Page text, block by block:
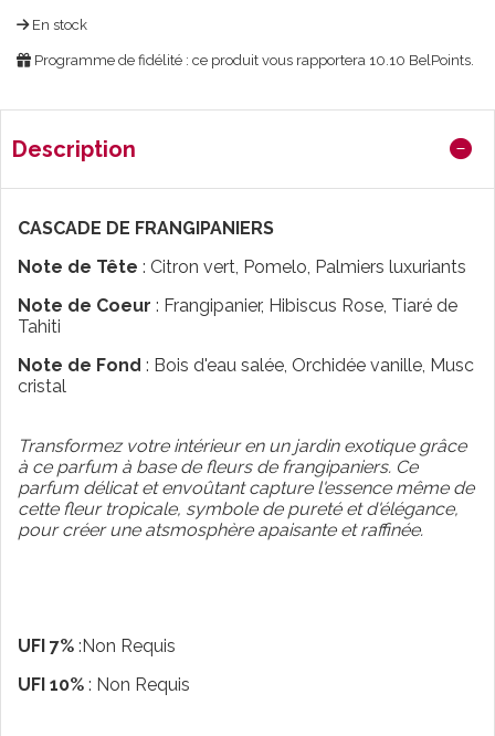
En stock
Programme de fidélité : ce produit vous rapportera 10.10 BelPoints.
Description
CASCADE DE FRANGIPANIERS
Note de Tête : Citron vert, Pomelo, Palmiers luxuriants
Note de Coeur : Frangipanier, Hibiscus Rose, Tiaré de
Tahiti
Note de Fond : Bois d'eau salée, Orchidée vanille, Musc
cristal
Transformez votre intérieur en un jardin exotique grâce
à ce parfum à base de fleurs de frangipaniers. Ce
parfum délicat et envoûtant capture l'essence même de
cette fleur tropicale, symbole de pureté et d'élégance,
pour créer une atsmosphère apaisante et raffinée.
UFI 7% :Non Requis
UFI 10% : Non Requis